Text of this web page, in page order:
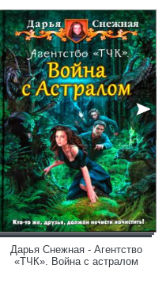
Дарья Снежная - Агентство
«ТЧК». Война с астралом